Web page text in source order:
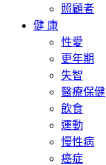
照顧者
健 康
性愛
更年期
失智
醫療保健
飲食
運動
慢性病
癌症